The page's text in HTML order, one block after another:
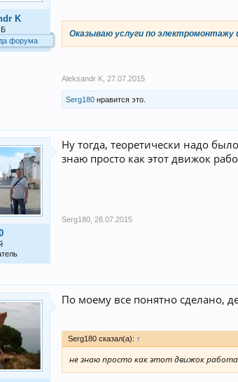
K
форума
Оказываю услуги по электромонтажу
Aleksandr K 27.07.2015
Serg180 нравится это.
Ну тогда, теоретически надо
знаю просто как этот движок
Serg180 28.07.2015
По моему все понятно сделано,
Serg180 сказал(а): ↑
не знаю просто как этот движок